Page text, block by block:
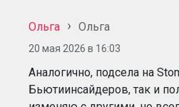
Ольга Ольга
20 мая 2026 в 16:03
Аналогично, подсела на
Бьютиинсайдеров, так и